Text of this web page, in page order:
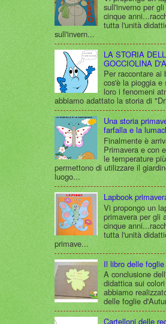
sull'inverno per
cinque
tutta l'unità
sull'invern...
LA STORIA
GOCCIOLINA
Per raccontare ai
cos'è la pioggia e
loro i fenomeni
abbiamo adattato la storia di
Una storia
farfalla e la
Finalmente è
Primavera e con
le temperature
permettono di utilizzare il
luogo...
Lapbook
Vi propongo un
primavera per gli
cinque
tutta l'unità
primave...
Il libro delle
A conclusione
didattica sui
abbiamo
delle foglie
Cartelloni delle